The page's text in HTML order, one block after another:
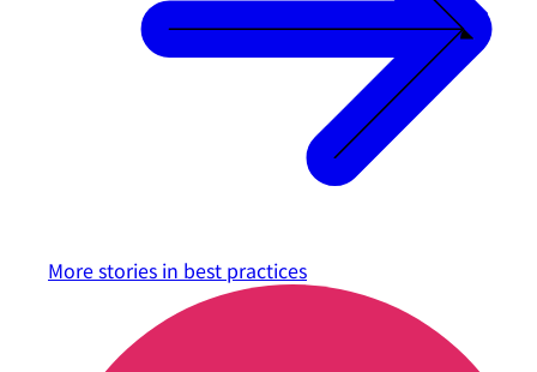
More stories in best practices